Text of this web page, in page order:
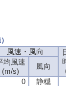
風速・風向
均風速
(m/s)
風向
0
静穏
風速・風向
均風速
(m/s)
風向
0
静穏
風速・風向
均風速
(m/s)
風向
0
静穏
風速・風向
均風速
(m/s)
風向
0
静穏